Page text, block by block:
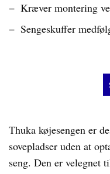
Thuka køjesengen er
sovepladser uden at
seng. Den er velegnet
Kræver montering
Sengeskuffer